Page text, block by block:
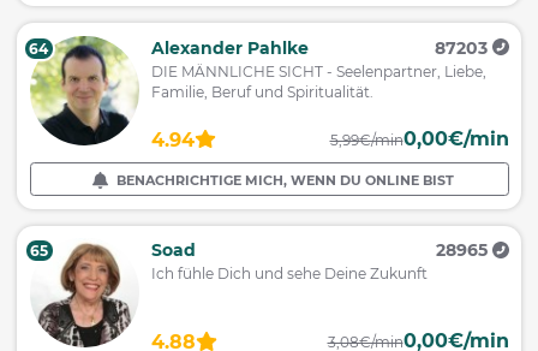
64 Alexander Pahlke 87203
DIE MÄNNLICHE SICHT - Seelenpartner, Liebe,
Familie, Beruf und Spiritualität.
4.94 5,99€/min0,00€/min
BENACHRICHTIGE MICH, WENN DU ONLINE BIST
65 Soad 28965
Ich fühle Dich und sehe Deine Zukunft
4.88 3,08€/min0,00€/min